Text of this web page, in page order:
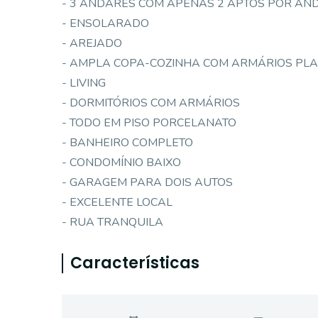
- 3 ANDARES COM APENAS 2 APTOS POR
- ENSOLARADO
- AREJADO
- AMPLA COPA-COZINHA COM ARMÁRIOS
- LIVING
- DORMITÓRIOS COM ARMÁRIOS
- TODO EM PISO PORCELANATO
- BANHEIRO COMPLETO
- CONDOMÍNIO BAIXO
- GARAGEM PARA DOIS AUTOS
- EXCELENTE LOCAL
- RUA TRANQUILA
Características